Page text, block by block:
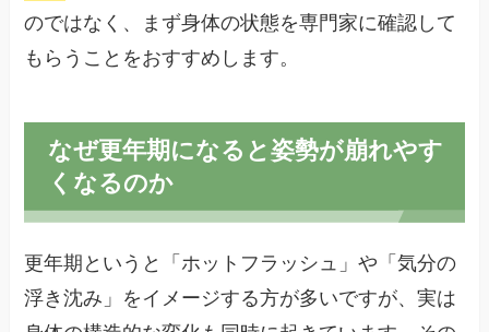
のではなく、まず身体の状態を専門家に確認して
もらうことをおすすめします。
なぜ更年期になると姿勢が崩れやす
くなるのか
更年期というと「ホットフラッシュ」や「気分の
浮き沈み」をイメージする方が多いですが、実は